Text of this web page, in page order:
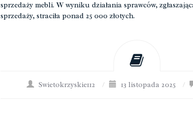
sprzedaży mebli. W wyniku działania sprawców,
sprzedaży, straciła ponad 25 000 złotych.
Swietokrzyskie112 / 13 listopada 2025 /